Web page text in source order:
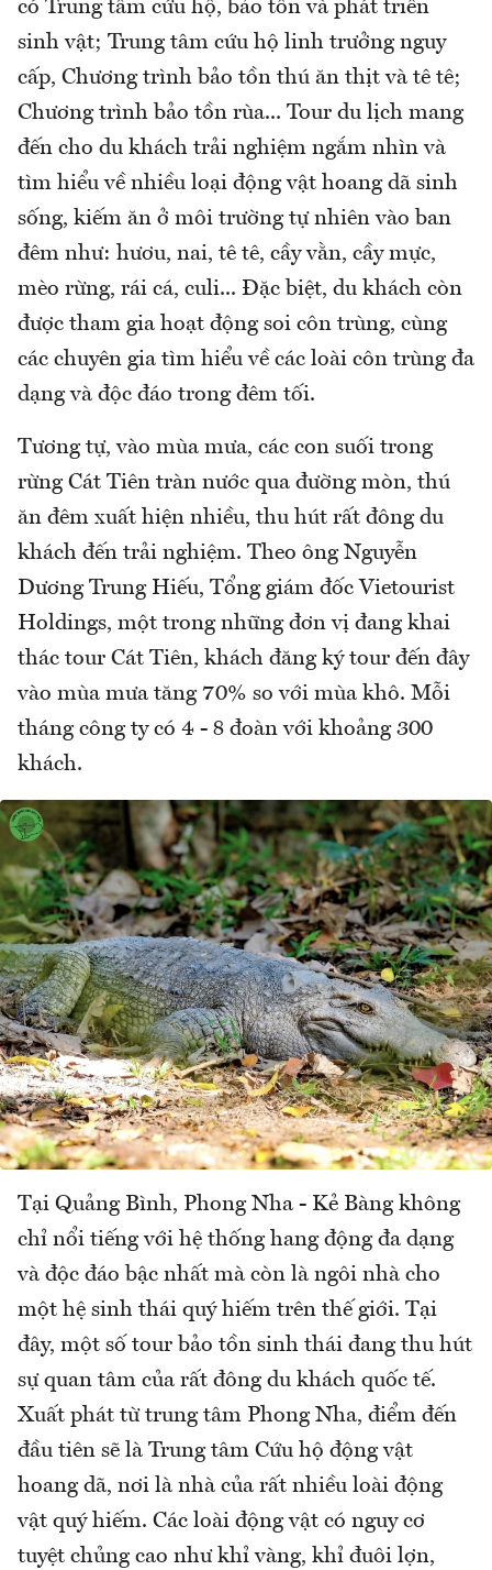
có Trung tâm cứu hộ, bảo tồn và phát triển
sinh vật; Trung tâm cứu hộ linh trưởng nguy
cấp, Chương trình bảo tồn thú ăn thịt và tê tê;
Chương trình bảo tồn rùa... Tour du lịch mang
đến cho du khách trải nghiệm ngắm nhìn và
tìm hiểu về nhiều loại động vật hoang dã sinh
sống, kiếm ăn ở môi trường tự nhiên vào ban
đêm như: hươu, nai, tê tê, cầy vằn, cầy mực,
mèo rừng, rái cá, culi... Đặc biệt, du khách còn
được tham gia hoạt động soi côn trùng, cùng
các chuyên gia tìm hiểu về các loài côn trùng đa
dạng và độc đáo trong đêm tối.
Tương tự, vào mùa mưa, các con suối trong
rừng Cát Tiên tràn nước qua đường mòn, thú
ăn đêm xuất hiện nhiều, thu hút rất đông du
khách đến trải nghiệm. Theo ông Nguyễn
Dương Trung Hiếu, Tổng giám đốc Vietourist
Holdings, một trong những đơn vị đang khai
thác tour Cát Tiên, khách đăng ký tour đến đây
vào mùa mưa tăng 70% so với mùa khô. Mỗi
tháng công ty có 4 - 8 đoàn với khoảng 300
khách.
Tại Quảng Bình, Phong Nha - Kẻ Bàng không
chỉ nổi tiếng với hệ thống hang động đa dạng
và độc đáo bậc nhất mà còn là ngôi nhà cho
một hệ sinh thái quý hiếm trên thế giới. Tại
đây, một số tour bảo tồn sinh thái đang thu hút
sự quan tâm của rất đông du khách quốc tế.
Xuất phát từ trung tâm Phong Nha, điểm đến
đầu tiên sẽ là Trung tâm Cứu hộ động vật
hoang dã, nơi là nhà của rất nhiều loài động
vật quý hiếm. Các loài động vật có nguy cơ
tuyệt chủng cao như khỉ vàng, khỉ đuôi lợn,